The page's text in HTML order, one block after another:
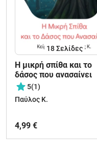
18Σελίδες
Η μικρή σπίθα και το
δάσος που ανασαίνει
5(1)
Παύλος Κ.
4,99 €